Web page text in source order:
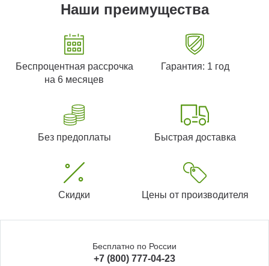
Наши преимущества
Беспроцентная рассрочка
на 6 месяцев
Гарантия: 1 год
Без предоплаты Быстрая доставка
Скидки Цены от производителя
Бесплатно по России
+7 (800) 777-04-23